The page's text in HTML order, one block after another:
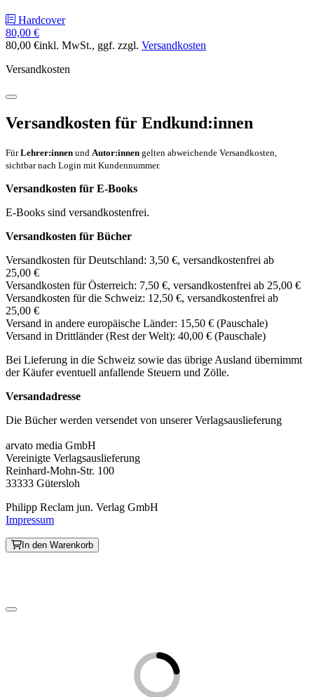
Hardcover
80,00 €
80,00 €inkl. MwSt., ggf. zzgl. Versandkosten
Versandkosten
Versandkosten für Endkund:innen
FürLehrer:innen und Autor:innen gelten abweichende Versandkosten,
sichtbar nach Login mit Kundennummer.
Versandkosten für E-Books
E-Books sind versandkostenfrei.
Versandkosten für Bücher
Versandkosten für Deutschland: 3,50 €, versandkostenfrei ab
25,00 €
Versandkosten für Österreich: 7,50 €, versandkostenfrei ab 25,00 €
Versandkosten für die Schweiz: 12,50 €, versandkostenfrei ab
25,00 €
Versand in andere europäische Länder: 15,50 € (Pauschale)
Versand in Drittländer (Rest der Welt): 40,00 € (Pauschale)
Bei Lieferung in die Schweiz sowie das übrige Ausland übernimmt
der Käufer eventuell anfallende Steuern und Zölle.
Versandadresse
Die Bücher werden versendet von unserer Verlagsauslieferung
arvato media GmbH
Vereinigte Verlagsauslieferung
Reinhard-Mohn-Str. 100
33333 Gütersloh
Philipp Reclam jun. Verlag GmbH
Impressum
In den Warenkorb